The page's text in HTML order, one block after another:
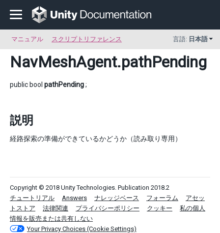
マニュアル スクリプトリファレンス 言語: 日本語
NavMeshAgent.pathPending
public bool pathPending;
説明
経路探索の準備ができているかどうか（読み取り専用）
Copyright © 2018 Unity Technologies. Publication 2018.2
チュートリアル
Answers ナレッジベース フォーラム
アセッ
トストア
法律関連 プライバシーポリシー クッキー
私の個人
情報を販売または共有しない
Your Privacy Choices (Cookie Settings)